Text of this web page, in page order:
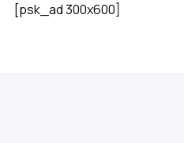
[psk_ad 300x600]